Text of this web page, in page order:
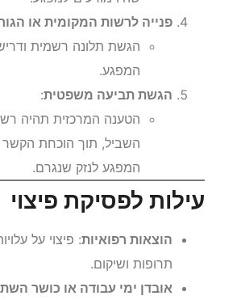
שהיו מודעים למפגע.
פנייה לרשות המקומית או
הגשת תלונה רשמית
המפגע.
הגשת תביעה משפטית:
הטענה המרכזית תהיה
השביל, תוך הוכחת הקשר
המפגע לנזק שנגרם.
עילות לפסיקת פיצוי
הוצאות רפואיות
תרופות ושיקום.